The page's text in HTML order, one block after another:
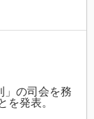
」の司会を務
を発表。